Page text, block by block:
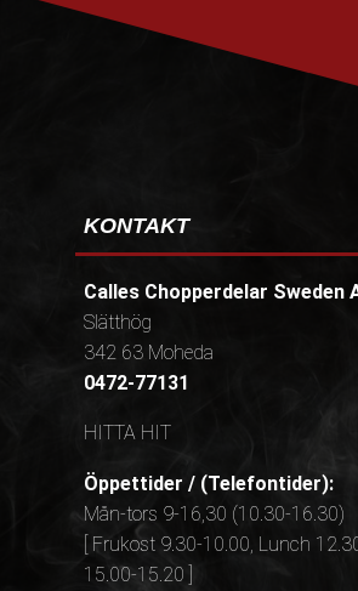
KONTAKT
Calles Chopperdelar Sweden
Slätthög
342 63 Moheda
0472-77131
HITTA HIT
Öppettider / (Telefontider):
Mån-tors 9-16,30 (10.30-16.30)
[ Frukost 9.30-10.00, Lunch
15.00-15.20 ]